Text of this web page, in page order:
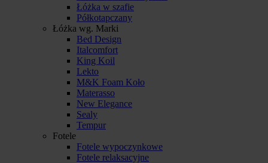
Łóżka w szafie
Półkotapczany
Łóżka wg. Marki
Bed Design
Italcomfort
King Koil
Lekto
M&K Foam Koło
Materasso
New Elegance
Sealy
Tempur
Fotele
Fotele wypoczynkowe
Fotele relaksacyjne